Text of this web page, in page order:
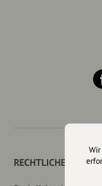
RECHTLICHER